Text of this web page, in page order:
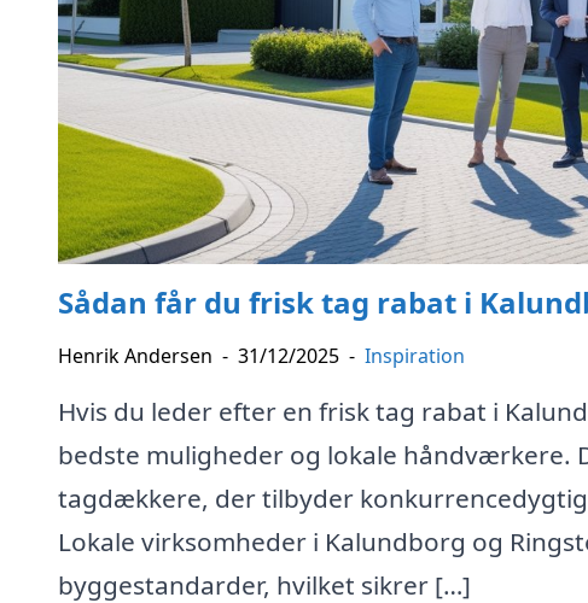
Sådan får du frisk tag rabat i
Henrik Andersen - 31/12/2025 - Inspiration
Hvis du leder efter en frisk tag rabat i
bedste muligheder og lokale håndværkere.
tagdækkere, der tilbyder
Lokale virksomheder i Kalundborg og
byggestandarder, hvilket sikrer […]